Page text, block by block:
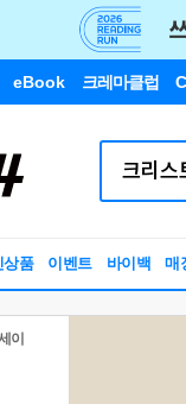
eBook 크레마클럽
상품 이벤트 바이백 매
이